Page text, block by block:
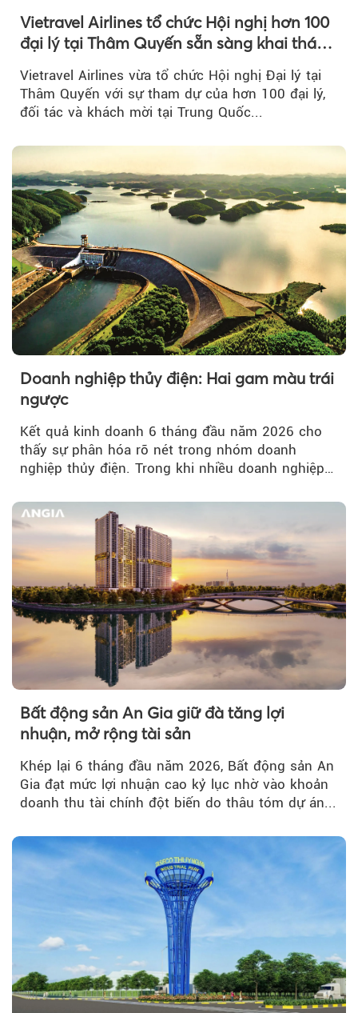
Vietravel Airlines tổ chức Hội nghị hơn 100
đại lý tại Thâm Quyến sẵn sàng khai thác
đường bay thẳng TP.HCM - Thâm Quyến
Vietravel Airlines vừa tổ chức Hội nghị Đại lý tại
Thâm Quyến với sự tham dự của hơn 100 đại lý,
đối tác và khách mời tại Trung Quốc...
Doanh nghiệp thủy điện: Hai gam màu trái
ngược
Kết quả kinh doanh 6 tháng đầu năm 2026 cho
thấy sự phân hóa rõ nét trong nhóm doanh
nghiệp thủy điện. Trong khi nhiều doanh nghiệp
Bất động sản An Gia giữ đà tăng lợi
nhuận, mở rộng tài sản
Khép lại 6 tháng đầu năm 2026, Bất động sản An
Gia đạt mức lợi nhuận cao kỷ lục nhờ vào khoản
doanh thu tài chính đột biến do thâu tóm dự án...